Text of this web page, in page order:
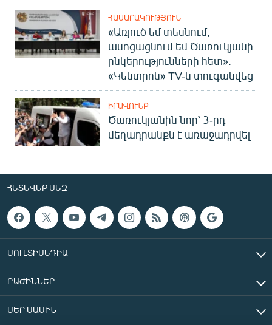
ՀԱՍԱՐԱԿՈՒԹՅՈՒՆ
«Առյուծ եմ տեսնում,
ասոցացնում եմ Ծառուկյանի
ընկերությունների հետ».
«Կենտրոն» TV-ն տուգանվեց
ԻՐԱՎՈՒՆՔ
Ծառուկյանին նոր՝ 3-րդ
մեղադրանքն է առաջադրվել
ՀԵՏԵՎԵՔ ՄԵԶ
ՄՈՒԼՏԻՄԵԴԻԱ
ԲԱԺԻՆՆԵՐ
ՄԵՐ ՄԱՍԻՆ